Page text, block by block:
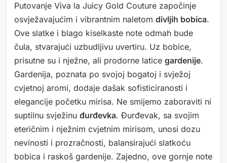
Putovanje Viva la Juicy Gold Couture započinje
osvježavajućim i vibrantnim naletom divljih bobica.
Ove slatke i blago kiselkaste note odmah bude
čula, stvarajući uzbudljivu uvertiru. Uz bobice,
prisutne su i nježne, ali prodorne latice gardenije.
Gardenija, poznata po svojoj bogatoj i svježoj
cvjetnoj aromi, dodaje dašak sofisticiranosti i
elegancije početku mirisa. Ne smijemo zaboraviti ni
suptilnu svježinu đurđevka. Đurđevak, sa svojim
eteričnim i nježnim cvjetnim mirisom, unosi dozu
nevinosti i prozračnosti, balansirajući slatkoću
bobica i raskoš gardenije. Zajedno, ove gornje note